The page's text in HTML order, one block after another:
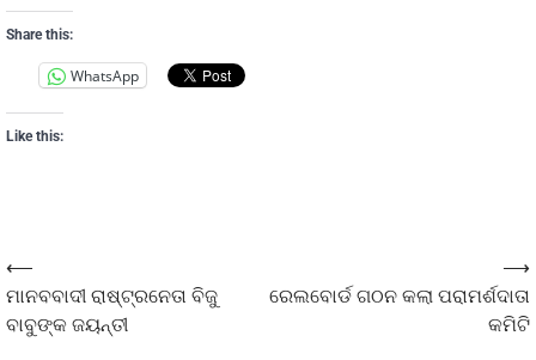
Share this:
WhatsApp
Like this:
⟵
ମାନବବାଦୀ ରାଷ୍ଟ୍ରନେତା ବିଜୁ
ବାବୁଙ୍କ ଜୟନ୍ତୀ
ରେଲବୋର୍ଡ ଗଠନ କଲା ପରାମର୍ଶଦାତା
କମିଟି
⟶